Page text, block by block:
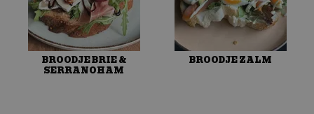
BROODJE BRIE &
SERRANOHAM
BROODJE ZALM